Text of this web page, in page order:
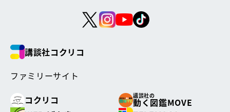
講談社コクリコ
ファミリーサイト
コクリコ
講談社の
動く図鑑MOVE